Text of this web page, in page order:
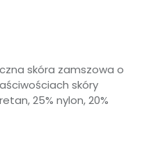
skóra zamszowa o
skóry
25% nylon, 20%